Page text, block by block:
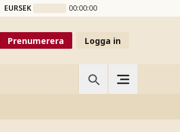
EURSEK 00:00:00
Prenumerera Logga in